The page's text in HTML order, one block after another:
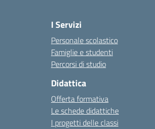
I Servizi
Personale scolastico
Famiglie e studenti
Percorsi di studio
Didattica
Offerta formativa
Le schede didattiche
I progetti delle classi